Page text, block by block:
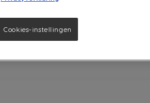
Cookies-instellingen